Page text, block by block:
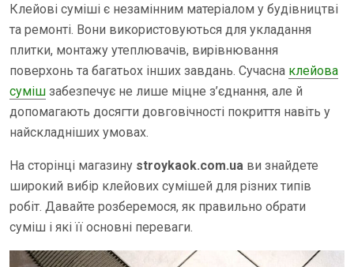
Клейові суміші є незамінним матеріалом у будівництві
та ремонті. Вони використовуються для укладання
плитки, монтажу утеплювачів, вирівнювання
поверхонь та багатьох інших завдань. Сучасна клейова
суміш забезпечує не лише міцне з’єднання, але й
допомагають досягти довговічності покриття навіть у
найскладніших умовах.
На сторінці магазину stroykaok.com.ua ви знайдете
широкий вибір клейових сумішей для різних типів
робіт. Давайте розберемося, як правильно обрати
суміш і які її основні переваги.